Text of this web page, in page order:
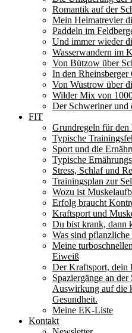
Romantik auf der
Mein Heimatrevier
Paddeln im
Und immer wieder
Wasserwandern im
Von Bützow über
In den Rheinsberger
Von Wustrow über
Wilder Mix von
Der Schweriner und
FIT
Grundregeln für
Typische
Sport und die
Typische
Stress, Schlaf und
Trainingsplan zur
Wozu ist
Erfolg braucht
Kraftsport und
Du bist krank, dann
Was sind
Meine
Eiweiß
Der Kraftsport, dein
Spaziergänge an
Auswirkung auf die
Gesundheit.
Meine EK-Liste
Kontakt